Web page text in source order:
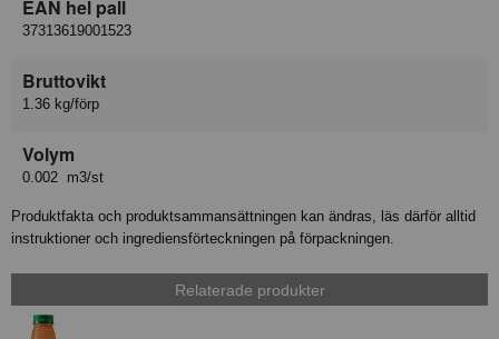
EAN hel pall
37313619001523
Bruttovikt
1.36 kg/förp
Volym
0.002 m3/st
Produktfakta och produktsammansättningen kan ändras, läs därför alltid
instruktioner och ingrediensförteckningen på förpackningen.
Relaterade produkter